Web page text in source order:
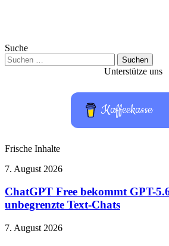
Suche
Suchen
nach:
Unterstütze uns
Kaffeekasse
Frische Inhalte
ChatGPT
bekommt
GPT-
5.6
und
7. August 2026
ChatGPT Free bekommt GPT-
unbegrenzte Text-Chats
Primetime:
7. August 2026